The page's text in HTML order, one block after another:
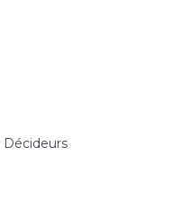
Décideurs